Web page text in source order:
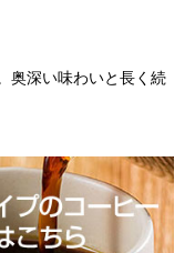
奥深い味わいと長く続